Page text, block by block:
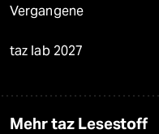
Vergangene
taz lab 2027
Mehr taz Lesestoff